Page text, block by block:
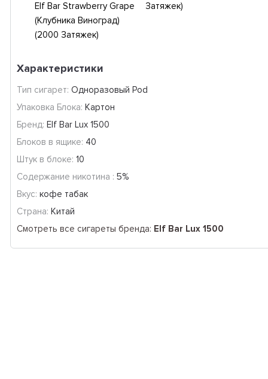
Elf Bar Strawberry Grape
(Клубника Виноград)
(2000 Затяжек)
Затяжек)
Характеристики
Тип сигарет: Одноразовый Pod
Упаковка Блока: Картон
Бренд: Elf Bar Lux 1500
Блоков в ящике: 40
Штук в блоке: 10
Содержание никотина : 5%
Вкус: кофе табак
Страна: Китай
Смотреть все сигареты бренда: Elf Bar Lux 1500